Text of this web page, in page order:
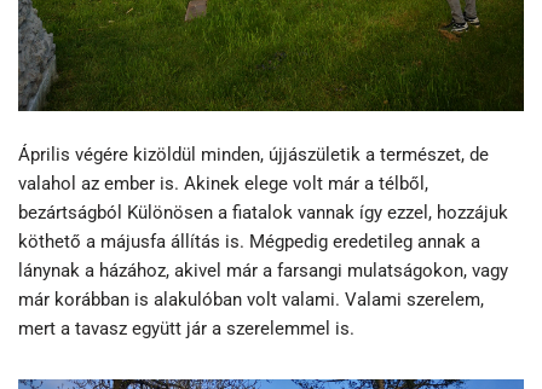
Április végére kizöldül minden, újjászületik a természet, de
valahol az ember is. Akinek elege volt már a télből,
bezártságból Különösen a fiatalok vannak így ezzel, hozzájuk
köthető a májusfa állítás is. Mégpedig eredetileg annak a
lánynak a házához, akivel már a farsangi mulatságokon, vagy
már korábban is alakulóban volt valami. Valami szerelem,
mert a tavasz együtt jár a szerelemmel is.